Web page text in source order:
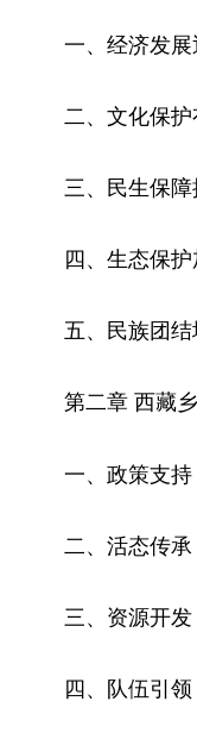
一、经济发展
二、文化保护
三、民生保障
四、生态保护
五、民族团结
第二章 西藏乡
一、政策支持
二、活态传承
三、资源开发
四、队伍引领